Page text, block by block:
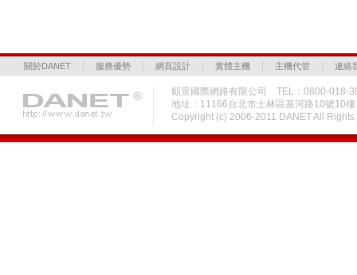
關於DANET 服務優勢 網頁設計 實體主機 主機代管 連絡
願景國際網路有限公司 TEL：0800-018-
地址：11166台北市士林區基河路10號10
Copyright (c) 2006-2011 DANET All